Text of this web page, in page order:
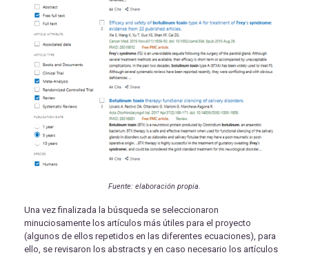
Fuente: elaboración propia.
Una vez finalizada la búsqueda se seleccionaron
minuciosamente los artículos más útiles para el proyecto
(algunos de ellos repetidos en las diferentes ecuaciones), para
ello, se revisaron los abstracts y en caso necesario los artículos